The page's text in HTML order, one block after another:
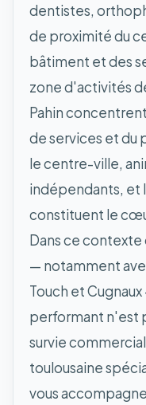
dentistes,
de proximité du
bâtiment et des
zone d'activités
Pahin
de services et du
le centre-ville,
indépendants, et
constituent le
Dans ce
— notamment
Touch et
performant n'est
survie
toulousaine
vous